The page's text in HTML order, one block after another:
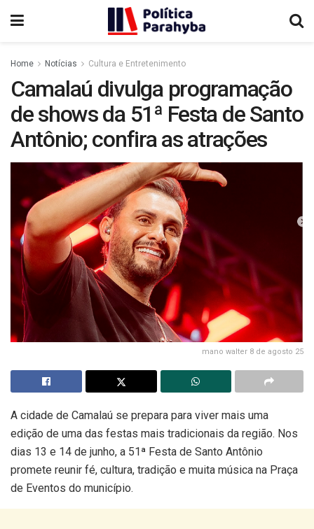
Home Notícias Cultura e Entretenimento
Camalaú divulga programação
de shows da 51ª Festa de Santo
Antônio; confira as atrações
mano walter 8 de agosto 25
A cidade de Camalaú se prepara para viver mais uma
edição de uma das festas mais tradicionais da região. Nos
dias 13 e 14 de junho, a 51ª Festa de Santo Antônio
promete reunir fé, cultura, tradição e muita música na Praça
de Eventos do município.